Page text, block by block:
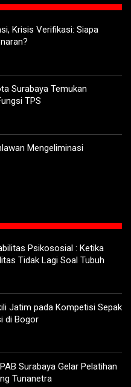
Krisis Verifikasi: Siapa
Surabaya Temukan
TPS
Mengeliminasi
Psikososial : Ketika
Tidak Lagi Soal Tubuh
Jatim pada Kompetisi Sepak
di Bogor
Surabaya Gelar Pelatihan
Tunanetra